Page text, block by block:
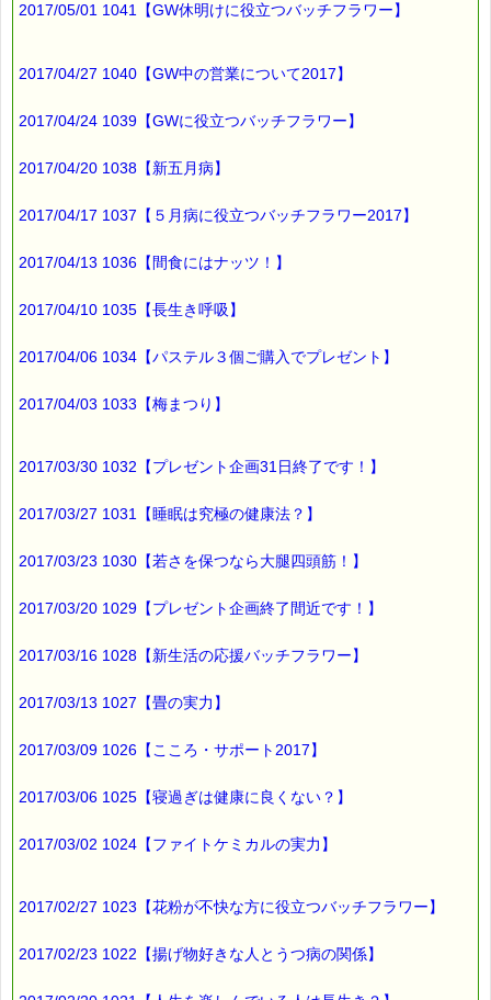
2017/05/01 1041【GW休明けに役立つバッチフラワー】
2017/04/27 1040【GW中の営業について2017】
2017/04/24 1039【GWに役立つバッチフラワー】
2017/04/20 1038【新五月病】
2017/04/17 1037【５月病に役立つバッチフラワー2017】
2017/04/13 1036【間食にはナッツ！】
2017/04/10 1035【長生き呼吸】
2017/04/06 1034【パステル３個ご購入でプレゼント】
2017/04/03 1033【梅まつり】
2017/03/30 1032【プレゼント企画31日終了です！】
2017/03/27 1031【睡眠は究極の健康法？】
2017/03/23 1030【若さを保つなら大腿四頭筋！】
2017/03/20 1029【プレゼント企画終了間近です！】
2017/03/16 1028【新生活の応援バッチフラワー】
2017/03/13 1027【畳の実力】
2017/03/09 1026【こころ・サポート2017】
2017/03/06 1025【寝過ぎは健康に良くない？】
2017/03/02 1024【ファイトケミカルの実力】
2017/02/27 1023【花粉が不快な方に役立つバッチフラワー】
2017/02/23 1022【揚げ物好きな人とうつ病の関係】